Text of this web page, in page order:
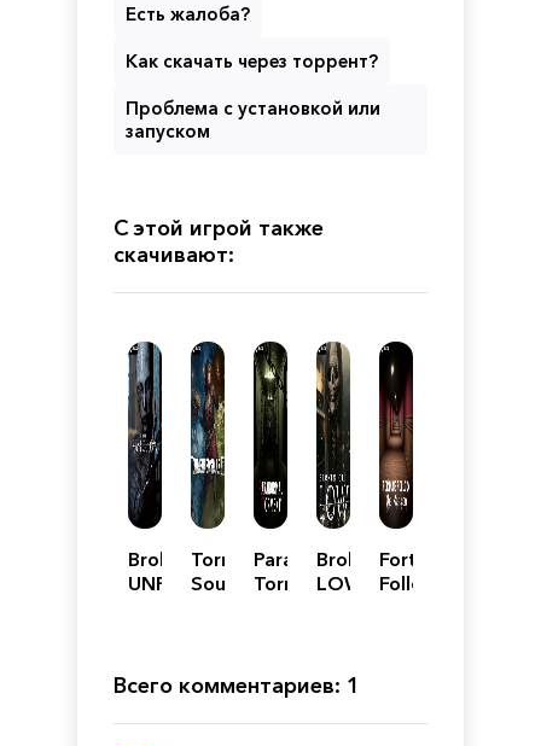
Есть жалоба?
Как скачать через торрент?
Проблема с установкой или
запуском
С этой игрой также
скачивают:
BrokenLore:
UNFOLLOW
Tormented
Souls
Paranormal
Torment
BrokenLore:
LOW
Fortune
Follow:
Всего комментариев: 1